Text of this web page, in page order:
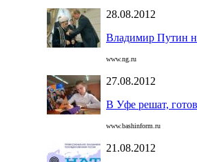
28.08.2012
Владимир Путин
www.ng.ru
27.08.2012
В Уфе решат,
www.bashinform.ru
21.08.2012